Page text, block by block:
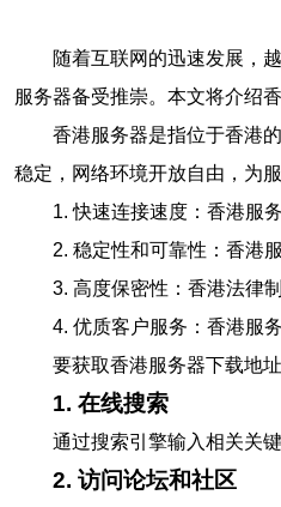
随着互联网的迅速发展，
服务器备受推崇。本文将介绍
香港服务器是指位于香港
稳定，网络环境开放自由，为
1. 快速连接速度：香港服
2. 稳定性和可靠性：香港
3. 高度保密性：香港法律
4. 优质客户服务：香港服
要获取香港服务器下载地
1. 在线搜索
通过搜索引擎输入相关关
2. 访问论坛和社区